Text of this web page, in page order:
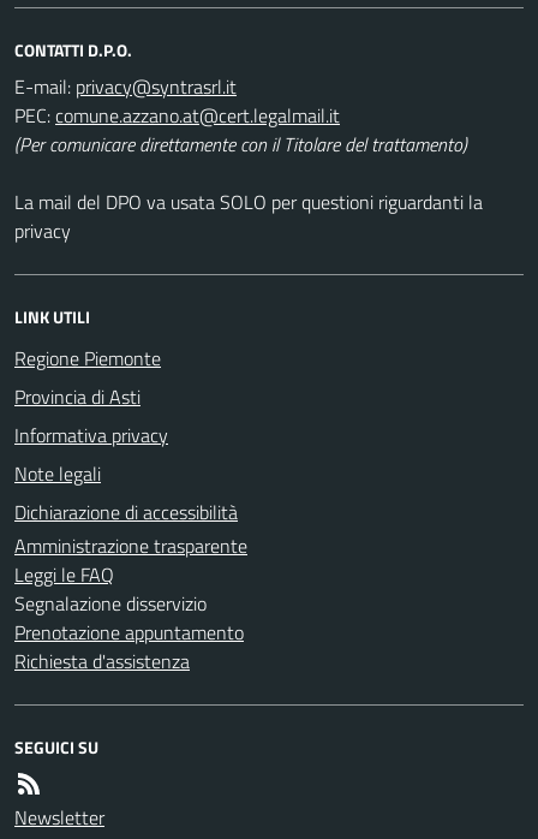
CONTATTI D.P.O.
E-mail:
PEC:
(Per comunicare direttamente con il Titolare del trattamento)
La mail del DPO va usata SOLO per questioni riguardanti la
privacy
LINK UTILI
Regione Piemonte
Provincia di Asti
Informativa privacy
Note legali
Dichiarazione di accessibilità
Amministrazione trasparente
Leggi le FAQ
Segnalazione disservizio
Prenotazione appuntamento
Richiesta d'assistenza
SEGUICI SU
Newsletter